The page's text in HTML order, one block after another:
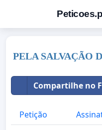
PELA SALVAÇÃO
Compartilhe no
Petição